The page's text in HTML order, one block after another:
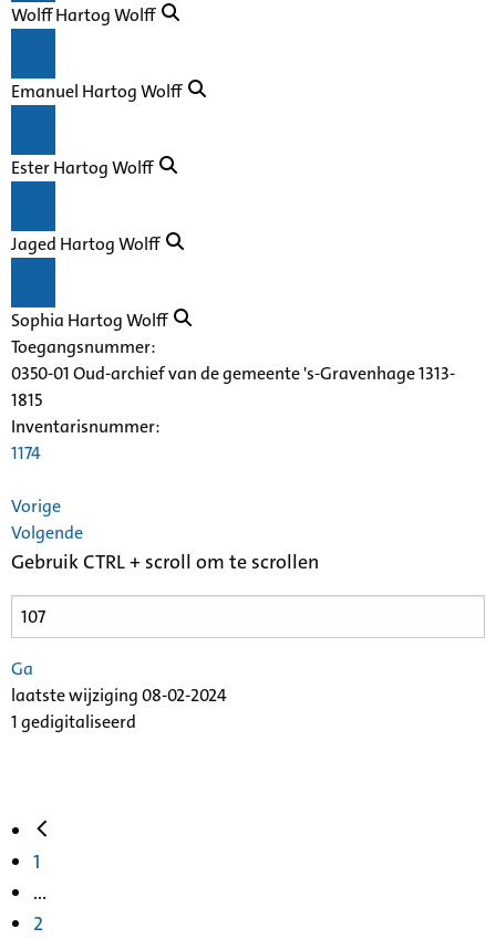
Wolff Hartog Wolff
Emanuel Hartog Wolff
Ester Hartog Wolff
Jaged Hartog Wolff
Sophia Hartog Wolff
Toegangsnummer:
0350-01 Oud-archief van de gemeente 's-Gravenhage 1313-
1815
Inventarisnummer:
1174
Vorige
Volgende
Gebruik CTRL + scroll om te scrollen
Ga
laatste wijziging 08-02-2024
1 gedigitaliseerd
1
...
2